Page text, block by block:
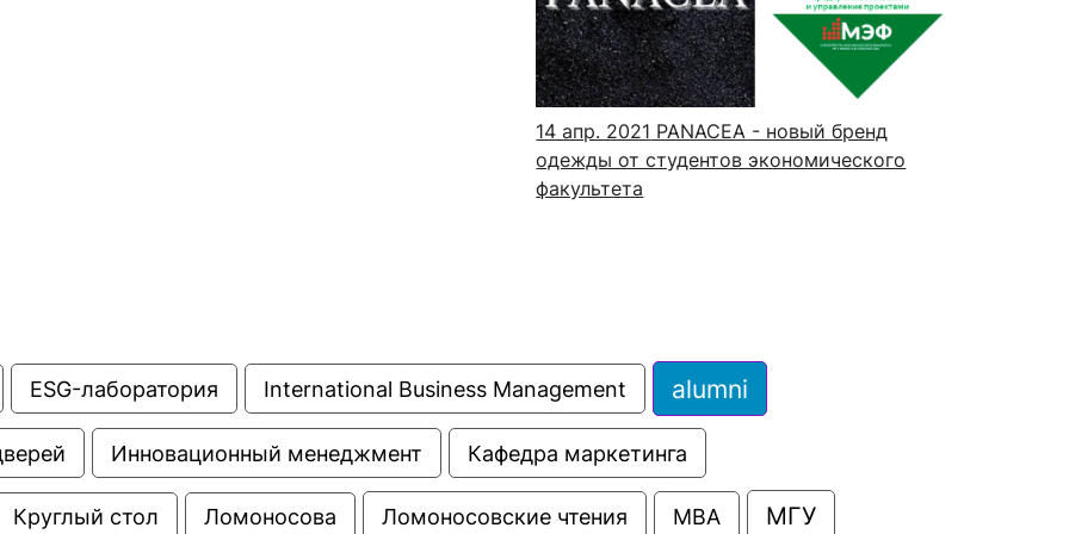
Информационные ресурсы
Электронные и цифровые базы
ИИ в образовании
Студентам
14 апр. 2021 PANACEA - новый бренд
одежды от студентов экономического
факультета
ESG-лаборатория International Business Management alumni
Инновационный менеджмент Кафедра маркетинга
Круглый стол Ломоносова Ломоносовские чтения МВА МГУ